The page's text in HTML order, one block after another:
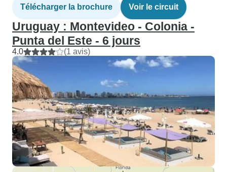
Télécharger la brochure Voir le circuit
Uruguay : Montevideo - Colonia -
Punta del Este - 6 jours
4.0 (1 avis)